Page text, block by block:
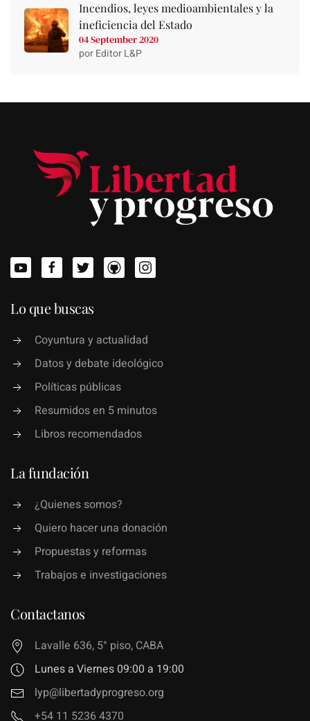
Incendios, leyes medioambientales y la
ineficiencia del Estado
04 September 2020
por Editor L&P
Lo que buscas
Coyuntura y actualidad
Datos y debate ideológico
Políticas públicas
Resumidos en 5 minutos
Libros recomendados
La fundación
¿Quienes somos?
Quiero hacer una donación
Propuestas y reformas
Trabajos e investigaciones
Contactanos
Lavalle 636, 5° piso, CABA
Lunes a Viernes 09:00 a 19:00
lyp@libertadyprogreso.org
+54 11 5236 4370